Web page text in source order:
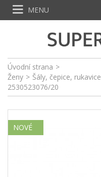
Úvodní strana >
Ženy > Šály, čepice, rukavice
2530523076/20
NOVÉ
MENU